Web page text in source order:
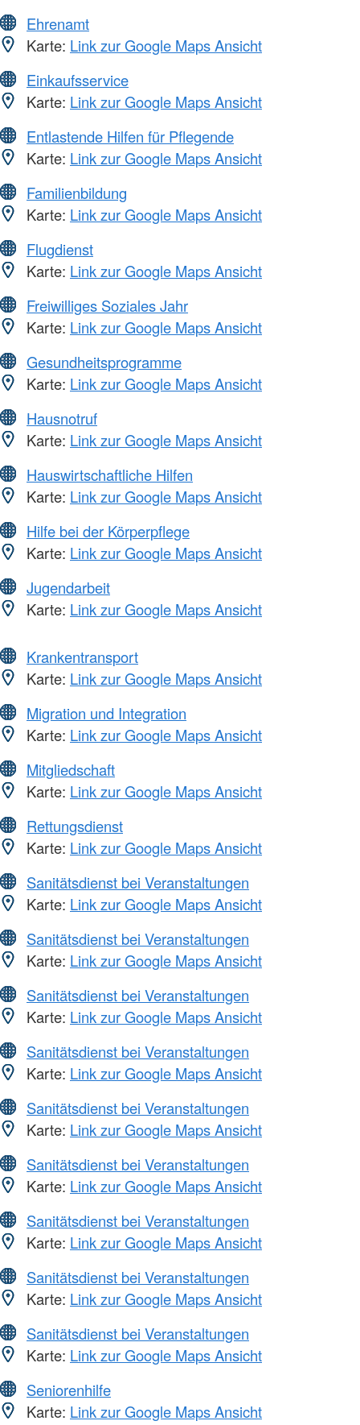
Ehrenamt
Karte: Link zur Google Maps Ansicht
Einkaufsservice
Karte: Link zur Google Maps Ansicht
Entlastende Hilfen für Pflegende
Karte: Link zur Google Maps Ansicht
Familienbildung
Karte: Link zur Google Maps Ansicht
Flugdienst
Karte: Link zur Google Maps Ansicht
Freiwilliges Soziales Jahr
Karte: Link zur Google Maps Ansicht
Gesundheitsprogramme
Karte: Link zur Google Maps Ansicht
Hausnotruf
Karte: Link zur Google Maps Ansicht
Hauswirtschaftliche Hilfen
Karte: Link zur Google Maps Ansicht
Hilfe bei der Körperpflege
Karte: Link zur Google Maps Ansicht
Jugendarbeit
Karte: Link zur Google Maps Ansicht
Krankentransport
Karte: Link zur Google Maps Ansicht
Migration und Integration
Karte: Link zur Google Maps Ansicht
Mitgliedschaft
Karte: Link zur Google Maps Ansicht
Rettungsdienst
Karte: Link zur Google Maps Ansicht
Sanitätsdienst bei Veranstaltungen
Karte: Link zur Google Maps Ansicht
Sanitätsdienst bei Veranstaltungen
Karte: Link zur Google Maps Ansicht
Sanitätsdienst bei Veranstaltungen
Karte: Link zur Google Maps Ansicht
Sanitätsdienst bei Veranstaltungen
Karte: Link zur Google Maps Ansicht
Sanitätsdienst bei Veranstaltungen
Karte: Link zur Google Maps Ansicht
Sanitätsdienst bei Veranstaltungen
Karte: Link zur Google Maps Ansicht
Sanitätsdienst bei Veranstaltungen
Karte: Link zur Google Maps Ansicht
Sanitätsdienst bei Veranstaltungen
Karte: Link zur Google Maps Ansicht
Sanitätsdienst bei Veranstaltungen
Karte: Link zur Google Maps Ansicht
Seniorenhilfe
Karte: Link zur Google Maps Ansicht